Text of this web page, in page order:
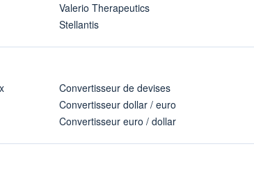
Valerio Therapeutics
Stellantis
Convertisseur de devises
Convertisseur dollar / euro
Convertisseur euro / dollar